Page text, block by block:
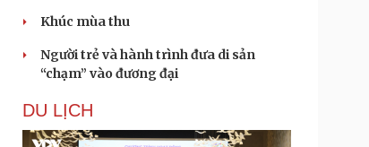
Khúc mùa thu
Người trẻ và hành trình đưa di sản
“chạm” vào đương đại
DU LỊCH